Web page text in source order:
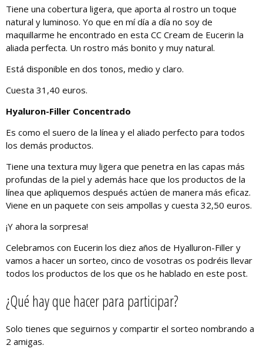
Tiene una cobertura ligera, que aporta al rostro un toque
natural y luminoso. Yo que en mí día a día no soy de
maquillarme he encontrado en esta CC Cream de Eucerin la
aliada perfecta. Un rostro más bonito y muy natural.
Está disponible en dos tonos, medio y claro.
Cuesta 31,40 euros.
Hyaluron-Filler Concentrado
Es como el suero de la línea y el aliado perfecto para todos
los demás productos.
Tiene una textura muy ligera que penetra en las capas más
profundas de la piel y además hace que los productos de la
línea que apliquemos después actúen de manera más eficaz.
Viene en un paquete con seis ampollas y cuesta 32,50 euros.
¡Y ahora la sorpresa!
Celebramos con Eucerin los diez años de Hyalluron-Filler y
vamos a hacer un sorteo, cinco de vosotras os podréis llevar
todos los productos de los que os he hablado en este post.
¿Qué hay que hacer para participar?
Solo tienes que seguirnos y compartir el sorteo nombrando a
2 amigas.